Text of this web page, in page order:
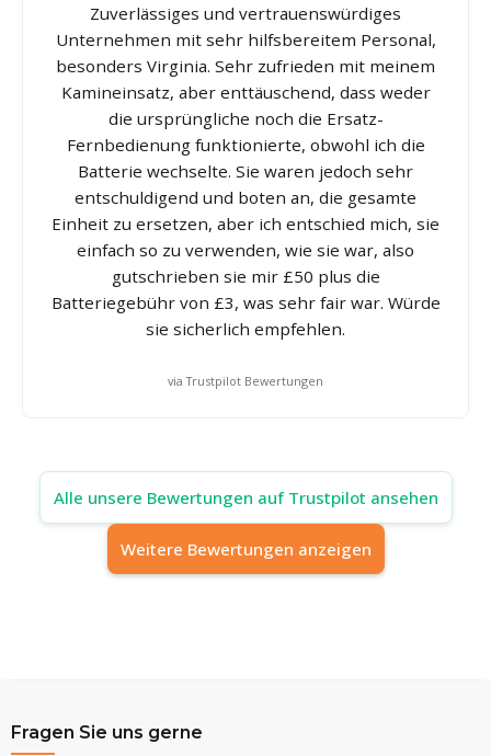
Zuverlässiges und vertrauenswürdiges
Unternehmen mit sehr hilfsbereitem Personal,
besonders Virginia. Sehr zufrieden mit meinem
Kamineinsatz, aber enttäuschend, dass weder
die ursprüngliche noch die Ersatz-
Fernbedienung funktionierte, obwohl ich die
Batterie wechselte. Sie waren jedoch sehr
entschuldigend und boten an, die gesamte
Einheit zu ersetzen, aber ich entschied mich, sie
einfach so zu verwenden, wie sie war, also
gutschrieben sie mir £50 plus die
Batteriegebühr von £3, was sehr fair war. Würde
sie sicherlich empfehlen.
via Trustpilot Bewertungen
Alle unsere Bewertungen auf Trustpilot ansehen
Weitere Bewertungen anzeigen
Fragen Sie uns gerne